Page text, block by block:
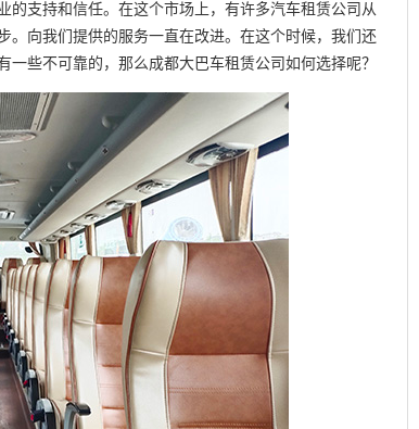
的支持和信任。在这个市场上，有许多汽车租赁公司从
。向我们提供的服务一直在改进。在这个时候，我们还
些不可靠的，那么成都大巴车租赁公司如何选择呢？